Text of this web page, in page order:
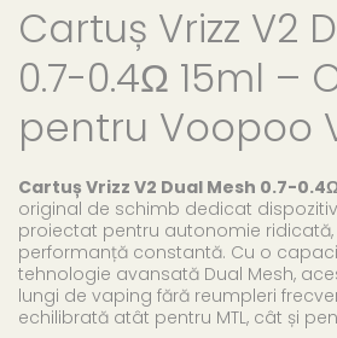
Cartuș Vrizz V2
0.7-0.4Ω 15ml –
pentru Voopoo
Cartuș Vrizz V2 Dual Mesh 0.7-
original de schimb dedicat
proiectat pentru autonomie
performanță constantă. Cu o
tehnologie avansată Dual Mesh,
lungi de vaping fără reumpleri
echilibrată atât pentru MTL, cât și